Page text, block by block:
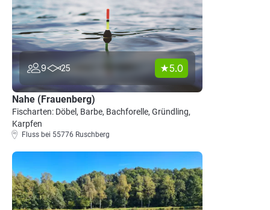
9 25 5.0
Nahe (Frauenberg)
Fischarten: Döbel, Barbe, Bachforelle, Gründling,
Karpfen
Fluss bei 55776 Ruschberg